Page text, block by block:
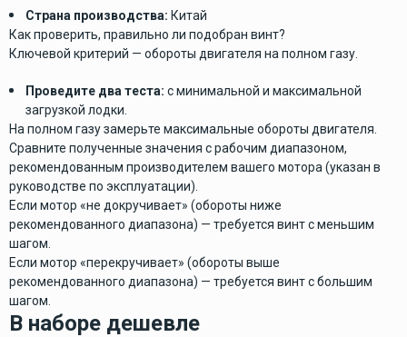
Страна производства: Китай
Как проверить, правильно ли подобран винт?
Ключевой критерий — обороты двигателя на полном газу.
Проведите два теста: с минимальной и максимальной
загрузкой лодки.
На полном газу замерьте максимальные обороты двигателя.
Сравните полученные значения с рабочим диапазоном,
рекомендованным производителем вашего мотора (указан в
руководстве по эксплуатации).
Если мотор «не докручивает» (обороты ниже
рекомендованного диапазона) — требуется винт с меньшим
шагом.
Если мотор «перекручивает» (обороты выше
рекомендованного диапазона) — требуется винт с большим
шагом.
В наборе дешевле